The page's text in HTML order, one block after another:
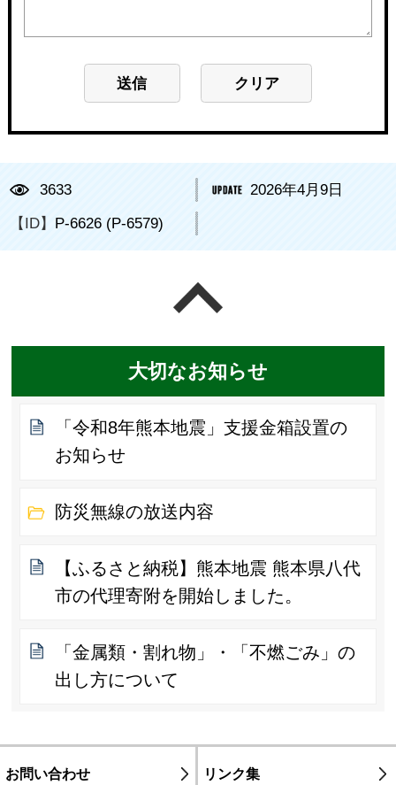
3633 2026年4月9日
【ID】 P-6626 (P-6579)
大切なお知らせ
「令和8年熊本地震」支援金箱設置の
お知らせ
防災無線の放送内容
【ふるさと納税】熊本地震 熊本県八代
市の代理寄附を開始しました。
「金属類・割れ物」・「不燃ごみ」の
出し方について
お問い合わせ リンク集